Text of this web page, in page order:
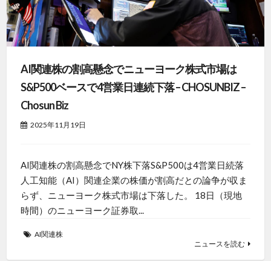
AI関連株の割高懸念でニューヨーク株式市場は
S&P500ベースで4営業日連続下落 – CHOSUNBIZ –
Chosun Biz
2025年11月19日
AI関連株の割高懸念でNY株下落S&P500は4営業日続落
人工知能（AI）関連企業の株価が割高だとの論争が収ま
らず、ニューヨーク株式市場は下落した。 18日（現地
時間）のニューヨーク証券取...
AI関連株
ニュースを読む